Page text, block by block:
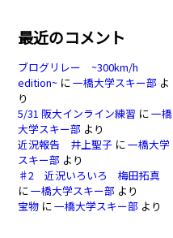
最近のコメント
ブログリレー ~300km/h
edition~ に一橋大学スキー部 よ
り
5/31 阪大インライン練習 に一橋
大学スキー部 より
近況報告 井上聖子 に一橋大学
スキー部 より
♯2 近況いろいろ 梅田拓真
に一橋大学スキー部 より
宝物 に一橋大学スキー部 より